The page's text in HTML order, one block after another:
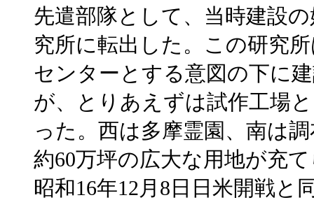
先遣部隊として、当時建設
究所に転出した。この研究
センターとする意図の下に
が、とりあえずは試作工場
った。西は多摩霊園、南は
約60万坪の広大な用地が充
昭和16年12月8日日米開戦と